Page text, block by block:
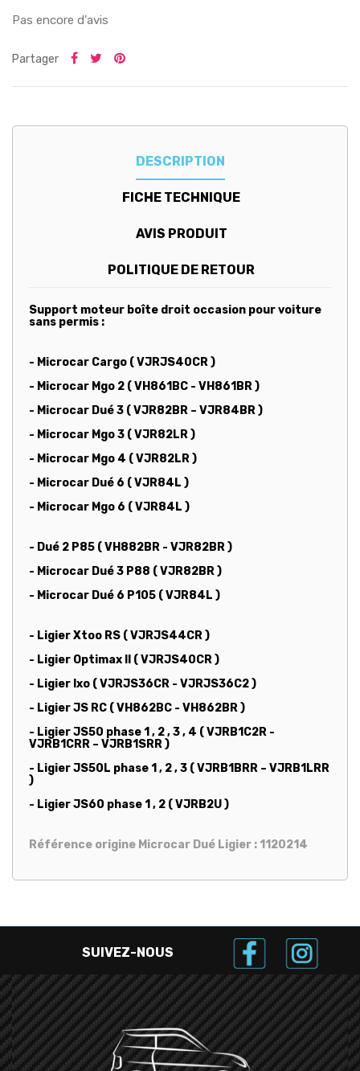
Pas encore d'avis
Partager
DESCRIPTION
FICHE TECHNIQUE
AVIS PRODUIT
POLITIQUE DE RETOUR
Support moteur boîte droit occasion pour voiture
sans permis :
- Microcar Cargo ( VJRJS40CR )
- Microcar Mgo 2 ( VH861BC - VH861BR )
- Microcar Dué 3 ( VJR82BR – VJR84BR )
- Microcar Mgo 3 ( VJR82LR )
- Microcar Mgo 4 ( VJR82LR )
- Microcar Dué 6 ( VJR84L )
- Microcar Mgo 6 ( VJR84L )
- Dué 2 P85 ( VH882BR - VJR82BR )
- Microcar Dué 3 P88 ( VJR82BR )
- Microcar Dué 6 P105 ( VJR84L )
- Ligier Xtoo RS ( VJRJS44CR )
- Ligier Optimax II ( VJRJS40CR )
- Ligier Ixo ( VJRJS36CR - VJRJS36C2 )
- Ligier JS RC ( VH862BC - VH862BR )
- Ligier JS50 phase 1 , 2 , 3 , 4 ( VJRB1C2R -
VJRB1CRR – VJRB1SRR )
- Ligier JS50L phase 1 , 2 , 3 ( VJRB1BRR – VJRB1LRR
)
- Ligier JS60 phase 1 , 2 ( VJRB2U )
Référence origine Microcar Dué Ligier : 1120214
SUIVEZ-NOUS